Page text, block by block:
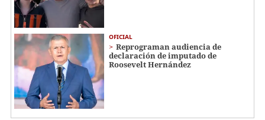
OFICIAL
Reprograman audiencia de
declaración de imputado de
Roosevelt Hernández